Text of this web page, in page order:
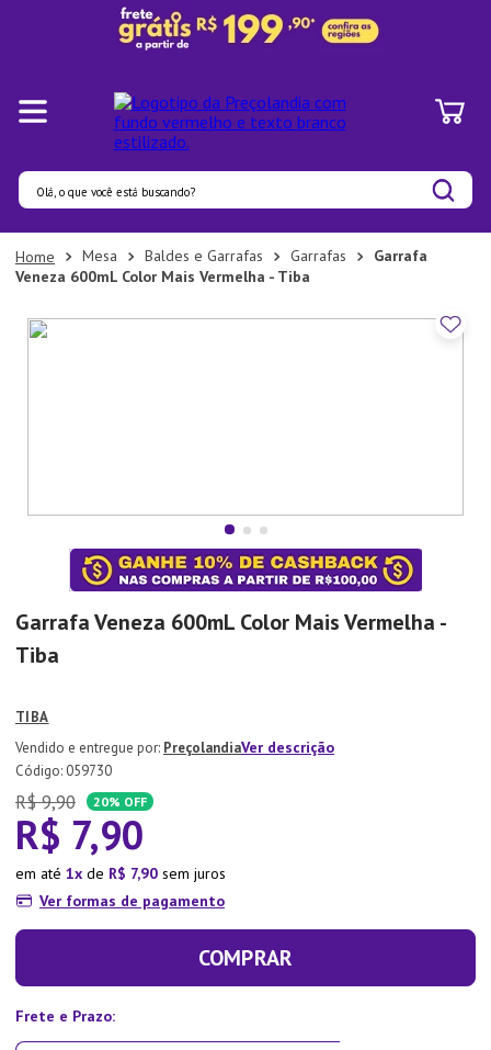
Olá, o que você está buscando?
Mesa Baldes e Garrafas Garrafas
Garrafa
Veneza 600mL Color Mais Vermelha - Tiba
Garrafa Veneza 600mL Color Mais Vermelha -
Tiba
TIBA
PreçolandiaVer descrição
: 059730
R$ 9,90 20% OFF
R$ 7,90
em até 1 de R$ 7,90 sem juros
Ver formas de pagamento
COMPRAR
Termos mais buscados
1º
Panelas
2º
Pratos
7º
Tapete
Aparelho Jantar
Xicara
10º Lixeira